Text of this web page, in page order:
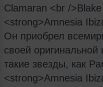
Clamaran <br /
<strong>Amnesia
Он приобрел
своей оригинальной
такие звезды, как
<strong>Amnesia